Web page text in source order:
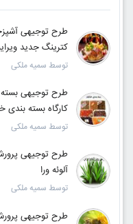
طرح توجیهی
کترینگ جدید ویرایش
توسط سمیه ملکی
طرح توجیهی
کارگاه بسته بندی
توسط سمیه ملکی
آلوئه ورا
توسط سمیه ملکی
طرح توجیهی